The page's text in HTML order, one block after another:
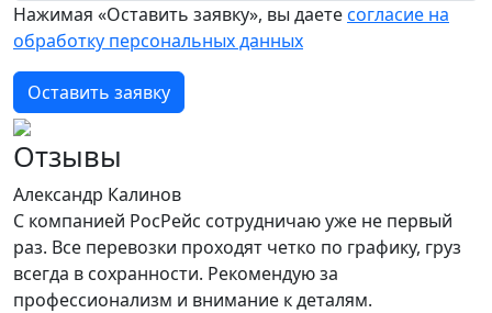
Нажимая «Оставить заявку», вы даетесогласие на
обработку персональных данных
Оставить заявку
Отзывы
Александр Калинов
С компанией РосРейс сотрудничаю уже не первый
раз. Все перевозки проходят четко по графику, груз
всегда в сохранности. Рекомендую за
профессионализм и внимание к деталям.